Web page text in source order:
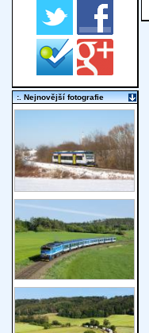
:. Nejnovější fotografie